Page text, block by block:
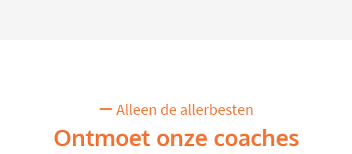
Alleen de allerbesten
Ontmoet onze coaches